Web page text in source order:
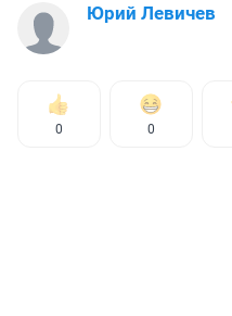
Юрий Левичев
0 0